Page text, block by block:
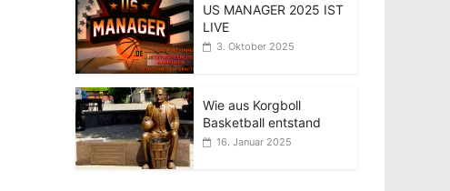
US MANAGER 2025 IST
LIVE
3. Oktober 2025
Wie aus Korgboll
Basketball entstand
16. Januar 2025